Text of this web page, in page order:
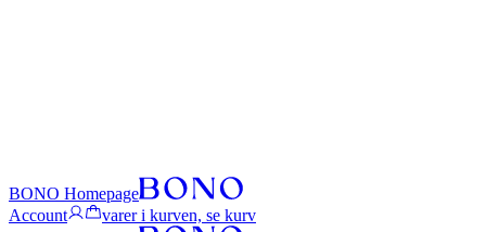
BONO Homepage
Account
varer i kurven, se kurv